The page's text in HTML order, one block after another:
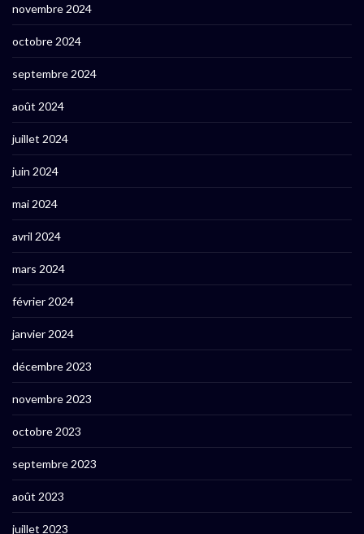
novembre 2024
octobre 2024
septembre 2024
août 2024
juillet 2024
juin 2024
mai 2024
avril 2024
mars 2024
février 2024
janvier 2024
décembre 2023
novembre 2023
octobre 2023
septembre 2023
août 2023
juillet 2023